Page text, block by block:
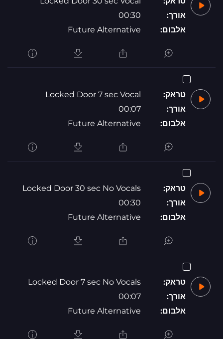
אורך:
00:30
אלבום:
Future Alternative
טראק:
Locked Door 7 sec Vocal
אורך:
00:07
אלבום:
Future Alternative
טראק:
Locked Door 30 sec No Vocals
אורך:
00:30
אלבום:
Future Alternative
טראק:
Locked Door 7 sec No Vocals
אורך:
00:07
אלבום:
Future Alternative